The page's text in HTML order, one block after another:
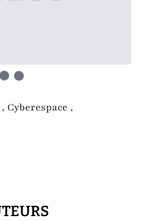
Cyberespace ,